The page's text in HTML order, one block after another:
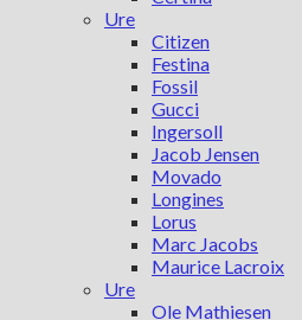
Ure
Citizen
Festina
Fossil
Gucci
Ingersoll
Jacob Jensen
Movado
Longines
Lorus
Marc Jacobs
Maurice Lacroix
Ure
Ole Mathiesen